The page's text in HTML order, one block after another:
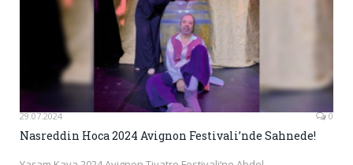
29.07.2024 0
Nasreddin Hoca 2024 Avignon Festivali’nde Sahnede!